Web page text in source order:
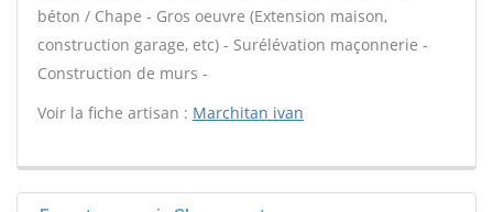
béton / Chape - Gros oeuvre (Extension maison,
construction garage, etc) - Surélévation maçonnerie -
Construction de murs -
Voir la fiche artisan : Marchitan ivan